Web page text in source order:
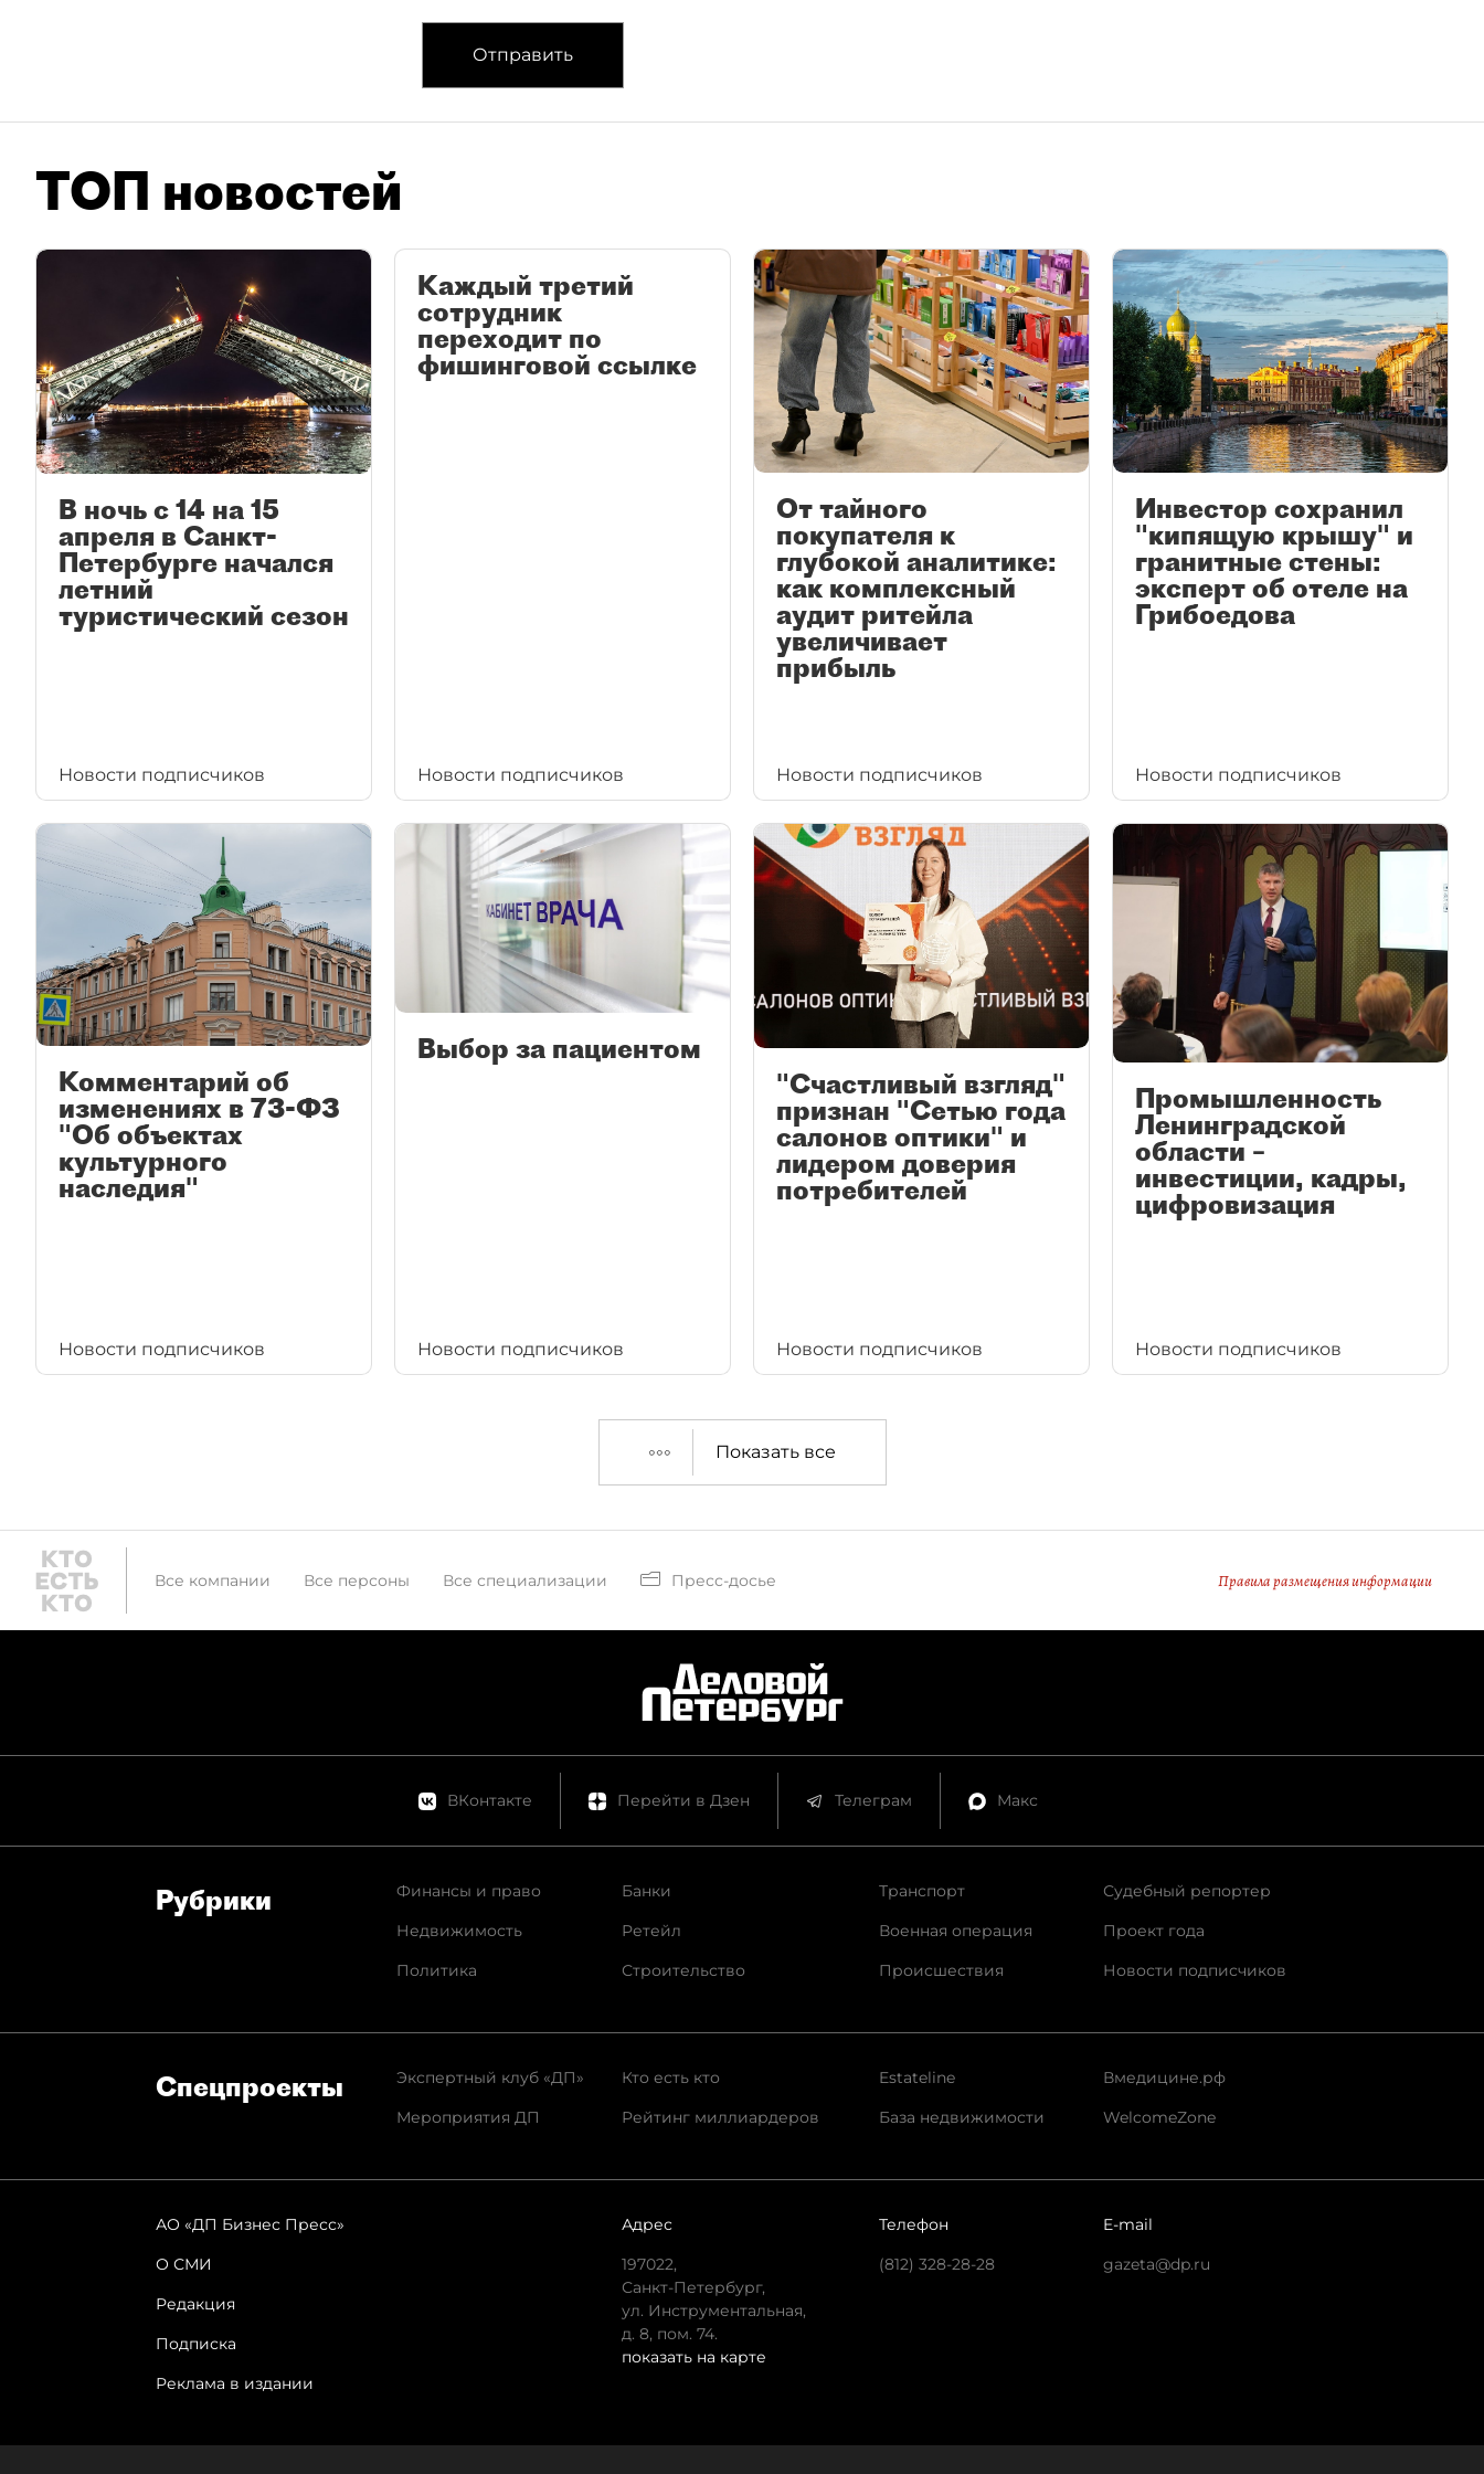
Отправить
ТОП новостей
В ночь с 14 на 15
апреля в Санкт-
Петербурге начался
летний
туристический сезон
Новости подписчиков
Каждый третий
сотрудник
переходит по
фишинговой ссылке
Новости подписчиков
От тайного
покупателя к
глубокой аналитике:
как комплексный
аудит ритейла
увеличивает
прибыль
Новости подписчиков
Инвестор сохранил
"кипящую крышу" и
гранитные стены:
эксперт об отеле на
Грибоедова
Новости подписчиков
Комментарий об
изменениях в 73-ФЗ
"Об объектах
культурного
наследия"
Новости подписчиков
Выбор за пациентом
Новости подписчиков
"Счастливый взгляд"
признан "Сетью года
салонов оптики" и
лидером доверия
потребителей
Новости подписчиков
Промышленность
Ленинградской
области –
инвестиции, кадры,
цифровизация
Новости подписчиков
Показать все
Все компании Все персоны Все специализации Пресс-досье Правила размещения информации
ВКонтакте Перейти в Дзен Телеграм Макс
Рубрики
Финансы и право
Недвижимость
Политика
Банки
Ретейл
Строительство
Транспорт
Военная операция
Происшествия
Судебный репортер
Проект года
Новости подписчиков
Спец­проекты
Экспертный клуб «ДП»
Мероприятия ДП
Кто есть кто
Рейтинг миллиардеров
Estateline
База недвижимости
Вмедицине.рф
WelcomeZone
АО «ДП Бизнес Пресс»
О СМИ
Редакция
Подписка
Реклама в издании
Адрес
197022,
Санкт-Петербург,
ул. Инструментальная,
д. 8, пом. 74.
показать на карте
Телефон
(812) 328-28-28
E-mail
gazeta@dp.ru